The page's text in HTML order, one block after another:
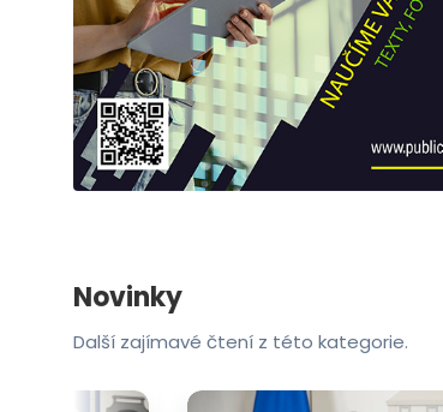
Novinky
Další zajímavé čtení z této kategorie.